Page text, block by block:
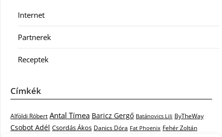
Internet
Partnerek
Receptek
Címkék
Alföldi Róbert Antal Tímea Baricz Gergő Batánovics Lili ByTheWay
Csobot Adél Csordás Ákos Danics Dóra Fat Phoenix Fehér Zoltán